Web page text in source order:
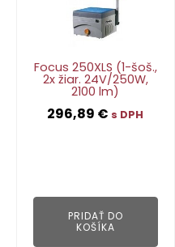
Focus 250XLS (1-šoš.,
2x žiar. 24V/250W,
2100 lm)
296,89 € s DPH
PRIDAŤ DO
KOŠÍKA